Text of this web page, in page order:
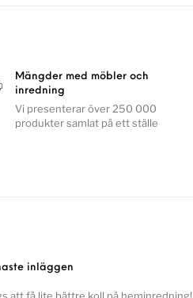
Mängder med möbler och
inredning
Vi presenterar över 250 000
produkter samlat på ett ställe
inläggen
att få lite bättre koll på heminredning!